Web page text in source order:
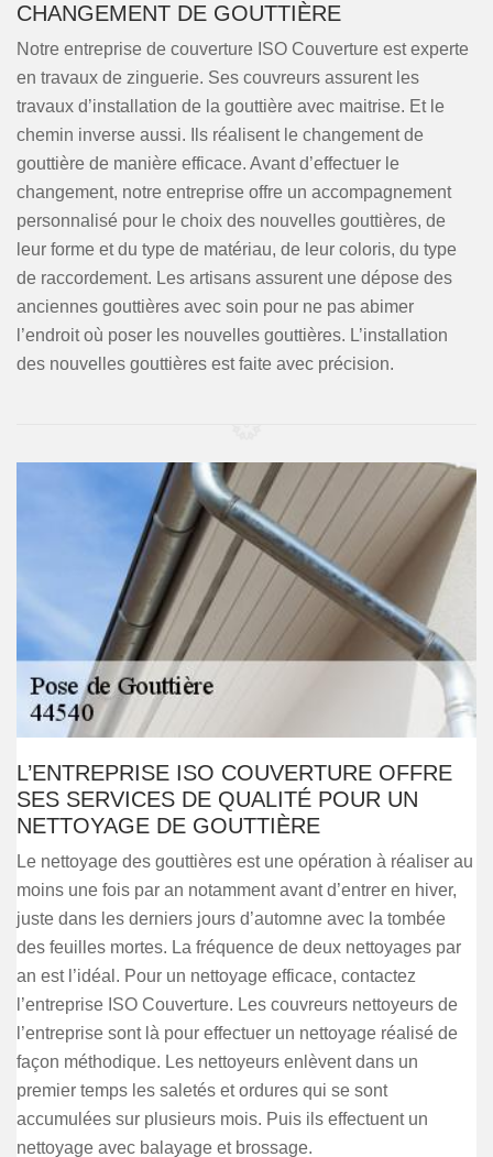
CHANGEMENT DE GOUTTIÈRE
Notre entreprise de couverture ISO Couverture est experte
en travaux de zinguerie. Ses couvreurs assurent les
travaux d’installation de la gouttière avec maitrise. Et le
chemin inverse aussi. Ils réalisent le changement de
gouttière de manière efficace. Avant d’effectuer le
changement, notre entreprise offre un accompagnement
personnalisé pour le choix des nouvelles gouttières, de
leur forme et du type de matériau, de leur coloris, du type
de raccordement. Les artisans assurent une dépose des
anciennes gouttières avec soin pour ne pas abimer
l’endroit où poser les nouvelles gouttières. L’installation
des nouvelles gouttières est faite avec précision.
L’ENTREPRISE ISO COUVERTURE OFFRE
SES SERVICES DE QUALITÉ POUR UN
NETTOYAGE DE GOUTTIÈRE
Le nettoyage des gouttières est une opération à réaliser au
moins une fois par an notamment avant d’entrer en hiver,
juste dans les derniers jours d’automne avec la tombée
des feuilles mortes. La fréquence de deux nettoyages par
an est l’idéal. Pour un nettoyage efficace, contactez
l’entreprise ISO Couverture. Les couvreurs nettoyeurs de
l’entreprise sont là pour effectuer un nettoyage réalisé de
façon méthodique. Les nettoyeurs enlèvent dans un
premier temps les saletés et ordures qui se sont
accumulées sur plusieurs mois. Puis ils effectuent un
nettoyage avec balayage et brossage.